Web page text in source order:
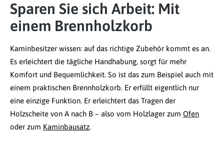
Sparen Sie sich Arbeit: Mit
einem Brennholzkorb
Kaminbesitzer wissen: auf das richtige Zubehör kommt es an.
Es erleichtert die tägliche Handhabung, sorgt für mehr
Komfort und Bequemlichkeit. So ist das zum Beispiel auch mit
einem praktischen Brennholzkorb. Er erfüllt eigentlich nur
eine einzige Funktion. Er erleichtert das Tragen der
Holzscheite von A nach B – also vom Holzlager zum Ofen
oder zum Kaminbausatz.